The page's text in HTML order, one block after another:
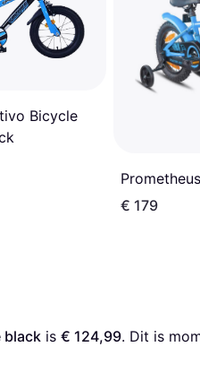
Bicycle
€ 179
black is € 124,99. Dit is